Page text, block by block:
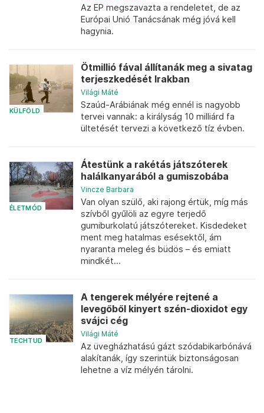
Az EP megszavazta a rendeletet, de az
Európai Unió Tanácsának még jóvá kell
hagynia.
KÜLFÖLD
Ötmillió fával állítanák meg a sivatag
terjeszkedését Irakban
Világi Máté
Szaúd-Arábiának még ennél is nagyobb
tervei vannak: a királyság 10 milliárd fa
ültetését tervezi a következő tíz évben.
ÉLETMÓD
Átestünk a rakétás játszóterek
halálkanyarából a gumiszobába
Vincze Barbara
Van olyan szülő, aki rajong értük, míg más
szívből gyűlöli az egyre terjedő
gumiburkolatú játszótereket. Kisdedeket
ment meg hatalmas esésektől, ám
nyaranta meleg és büdös – és emiatt
mindkét...
TECHTUD
A tengerek mélyére rejtené a
levegőből kinyert szén-dioxidot egy
svájci cég
Világi Máté
Az üvegházhatású gázt szódabikarbónává
alakítanák, így szerintük biztonságosan
lehetne a víz mélyén tárolni.